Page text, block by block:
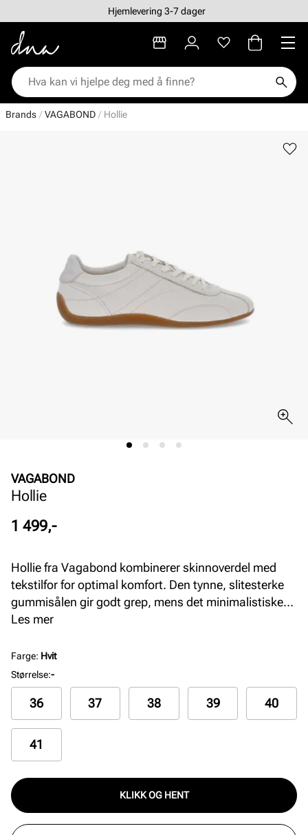
Hjemlevering 3-7 dager
Brands VAGABOND Hollie
VAGABOND
Hollie
Pris
1 499,-
Hollie fra Vagabond kombinerer skinnoverdel med
tekstilfor for optimal komfort. Den tynne, slitesterke
gummisålen gir godt grep, mens det minimalistiske
designet passer perfekt til deg som ønsker en allsidig
Les mer
Farge: Hvit
Størrelse:-
36 37 38 39 40
41
KLIKK OG HENT